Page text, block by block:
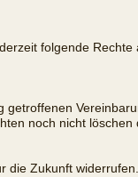
folgende Rechte
getroffenen
noch nicht löschen
die Zukunft widerrufen.